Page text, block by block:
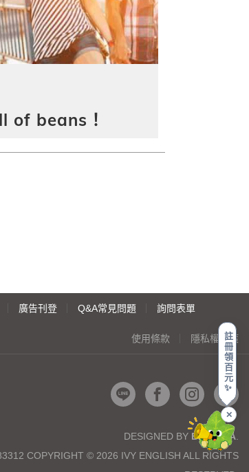
註
冊
領
百
元
✨
✕
of beans！
廣告刊登 Q&A常見問題 詢問表單
使用條款 隱私權政策
DESIGNED BY BEGONIA
COPYRIGHT © 2026 IVY ENGLISH ALL RIGHTS